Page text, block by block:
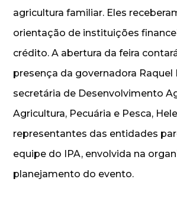
agricultura familiar. Eles
orientação de instituições
crédito. A abertura da feira
presença da governadora Raquel
secretária de Desenvolvimento
Agricultura, Pecuária e Pesca,
representantes das entidades
equipe do IPA, envolvida na
planejamento do evento.